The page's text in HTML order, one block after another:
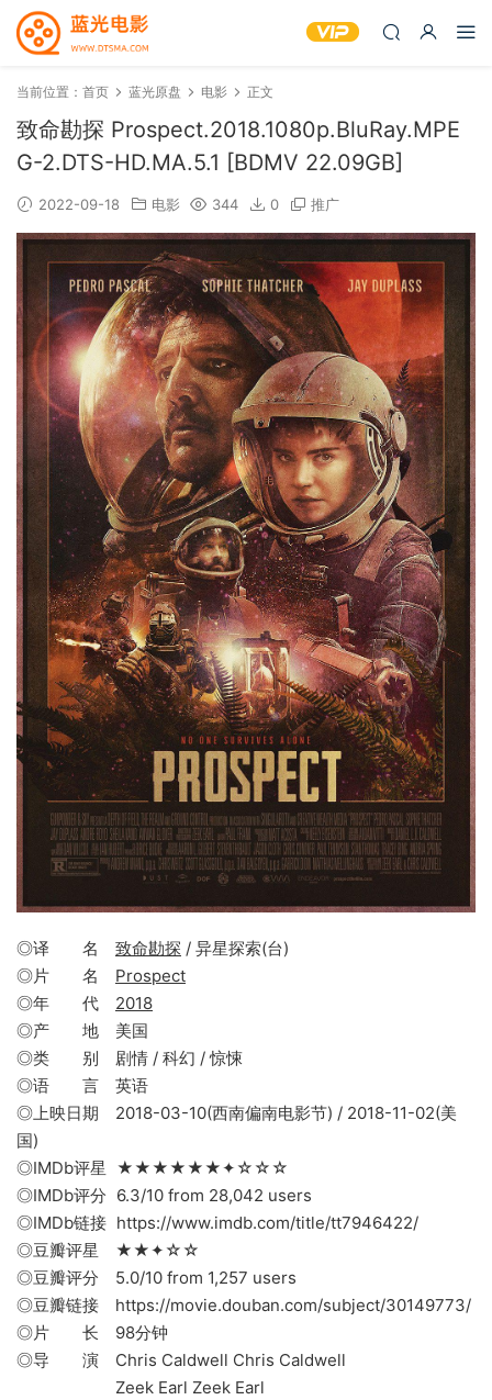
当前位置： 首页 蓝光原盘 电影 正文
致命勘探 Prospect.2018.1080p.BluRay.MPE
G-2.DTS-HD.MA.5.1 [BDMV 22.09GB]
2022-09-18 电影 344 0 推广
◎译 名 致命勘探 / 异星探索(台)
◎片 名 Prospect
◎年 代 2018
◎产 地 美国
◎类 别 剧情 / 科幻 / 惊悚
◎语 言 英语
◎上映日期 2018-03-10(西南偏南电影节) / 2018-11-02(美
国)
◎IMDb评星 ★★★★★★✦☆☆☆
◎IMDb评分 6.3/10 from 28,042 users
◎IMDb链接 https://www.imdb.com/title/tt7946422/
◎豆瓣评星 ★★✦☆☆
◎豆瓣评分 5.0/10 from 1,257 users
◎豆瓣链接 https://movie.douban.com/subject/30149773/
◎片 长 98分钟
◎导 演 Chris Caldwell Chris Caldwell
Zeek Earl Zeek Earl